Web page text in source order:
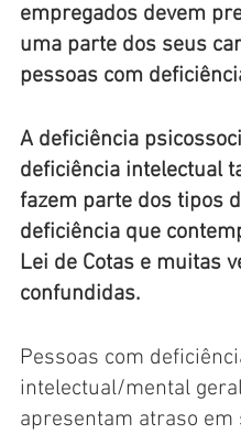
empregados devem
uma parte dos seus
pessoas com
A deficiência
deficiência intelectual
fazem parte dos tipos
deficiência que
Lei de Cotas e muitas
confundidas.
Pessoas com
intelectual/mental
apresentam atraso em